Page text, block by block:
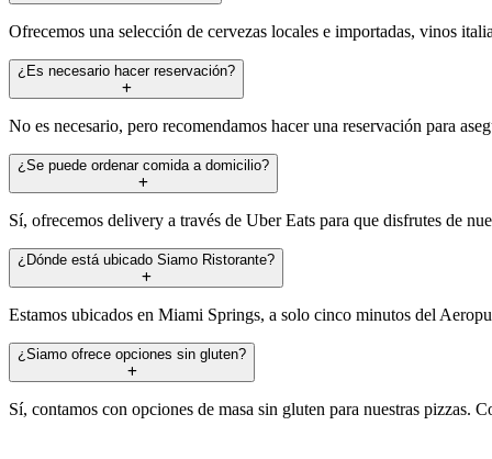
Ofrecemos una selección de cervezas locales e importadas, vinos
¿Es necesario hacer reservación?
No es necesario, pero recomendamos hacer una reservación para
¿Se puede ordenar comida a domicilio?
Sí, ofrecemos delivery a través de Uber Eats para que disfrutes de
¿Dónde está ubicado Siamo Ristorante?
Estamos ubicados en Miami Springs, a solo cinco minutos del
¿Siamo ofrece opciones sin gluten?
Sí, contamos con opciones de masa sin gluten para nuestras pizzas.